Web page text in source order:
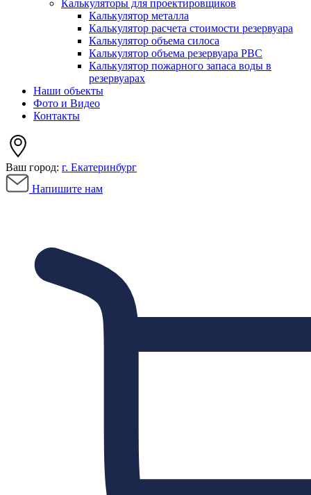
Калькуляторы для проектировщиков
Калькулятор металла
Калькулятор расчета стоимости резервуара
Калькулятор объема силоса
Калькулятор объема резервуара РВС
Калькулятор пожарного запаса воды в
резервуарах
Наши объекты
Фото и Видео
Контакты
Ваш город: г. Екатеринбург
Напишите нам